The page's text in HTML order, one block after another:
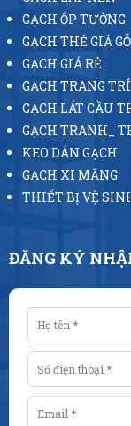
GẠCH ỐP TƯỜNG
GẠCH THẺ GIẢ GỖ
GẠCH GIÁ RẺ
GẠCH TRANG TRÍ
GẠCH LÁT CẦU
GẠCH TRANH_
KEO DÁN GẠCH
GẠCH XI MĂNG
THIẾT BỊ VỆ
ĐĂNG KÝ